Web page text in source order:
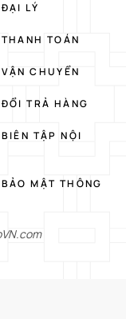
LÝ
TOÁN
CHUYỂN
TRẢ HÀNG
TẬP NỘI
MẬT THÔNG